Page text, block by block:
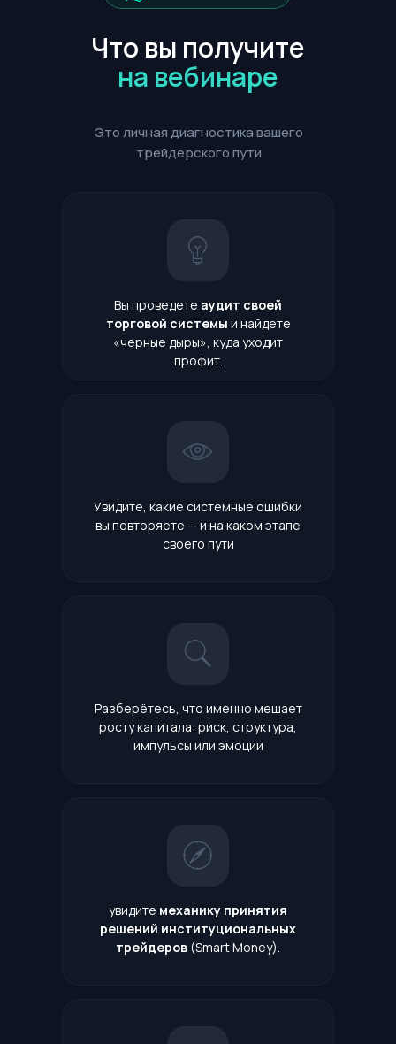
Вы проведете аудит своей
торговой системы и найдете
«черные дыры», куда уходит
профит.
Увидите, какие системные ошибки
вы повторяете — и на каком этапе
своего пути
Разберётесь, что именно мешает
росту капитала: риск, структура,
импульсы или эмоции
увидите механику принятия
решений институциональных
трейдеров (Smart Money).
Это личная диагностика вашего
трейдерского пути
Что вы получите
на вебинаре